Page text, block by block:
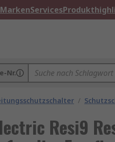
Services
Nr.
/
Resi9